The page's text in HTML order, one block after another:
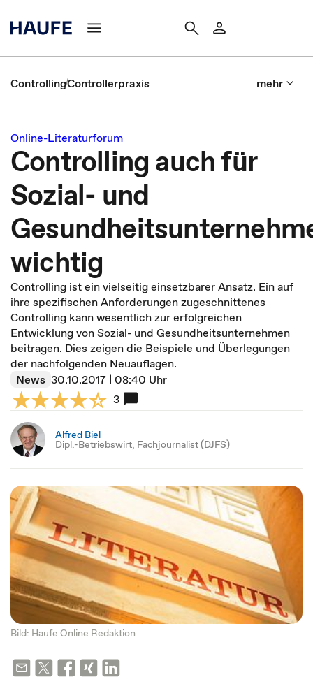
ControllingControllerpraxis mehr
Online-Literaturforum
Controlling auch für
Sozial- und
wichtig
Controlling ist ein vielseitig einsetzbarer Ansatz. Ein auf
ihre spezifischen Anforderungen zugeschnittenes
Controlling kann wesentlich zur erfolgreichen
Entwicklung von Sozial- und Gesundheitsunternehmen
beitragen. Dies zeigen die Beispiele und Überlegungen
der nachfolgenden Neuauflagen.
News 30.10.2017 | 08:40 Uhr
3
Alfred Biel
Dipl.-Betriebswirt, Fachjournalist (DJFS)
Bild: Haufe Online Redaktion